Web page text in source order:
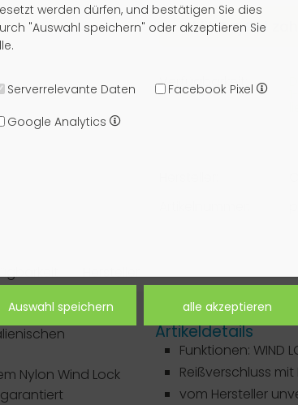
werden dürfen, und bestätigen Sie dies
"Auswahl speichern" oder akzeptieren Sie
Serverrelevante Daten
Facebook Pixel
Google Analytics
MitPayPal
Verfügbarkeit:
Hersteller
Nylon Wind Lock
Artikeldetails
Funktionen: WIND
Reißverschluss
vom Hersteller